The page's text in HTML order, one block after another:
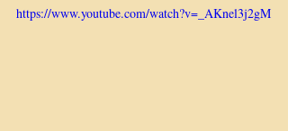
https://www.youtube.com/watch?v=_AKnel3j2gM